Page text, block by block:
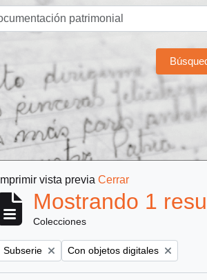
Imprimir vista previa Cerrar
Mostrando 1
Colecciones
Remove filter:
Subserie Remove filter:
Con objetos digitales